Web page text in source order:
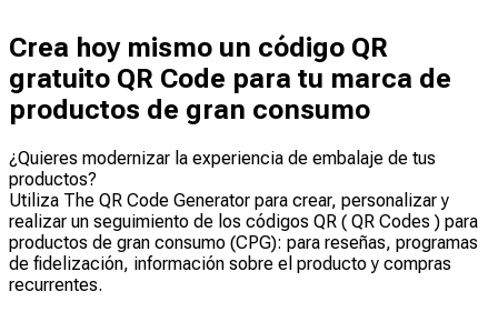
cm), un alto contraste con el fondo y un texto de
llamada a la acción (CTA) claro, como «Escanea para
ver recetas».
QR Codes Reducir la necesidad de materiales de
embalaje superfluos al facilitar información detallada en
formato digital. Aportan transparencia sobre el origen de
los materiales y las instrucciones de reciclaje. Los
códigos QR dinámicos QR Codes también reducen los
contenido sin necesidad de reimprimir el embalaje para
nuevas campañas.
Crea hoy mismo un código QR
gratuito QR Code para tu marca de
productos de gran consumo
¿Quieres modernizar la experiencia de embalaje de tus
productos?
Utiliza The QR Code Generator para crear, personalizar y
realizar un seguimiento de los códigos QR ( QR Codes ) para
productos de gran consumo (CPG): para reseñas, programas
de fidelización, información sobre el producto y compras
recurrentes.